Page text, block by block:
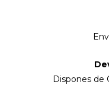
Dispones de